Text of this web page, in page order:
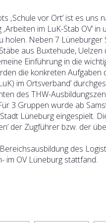
‚Schule vor Ort’ ist es uns
im LuK-Stab OV’
holen. Neben 7 Lüneburger
aus Buxtehude,
Einführung in die
die konkreten Aufgaben
im Ortsverband’
des THW-
3 Gruppen wurde ab
Lüneburg eingespielt.
der Zugführer bzw. der
des
im OV Lüneburg stattfand.